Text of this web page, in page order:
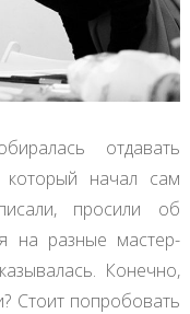
отдавать
начал сам
просили об
на разные мастер-
Конечно,
Стоит попробовать